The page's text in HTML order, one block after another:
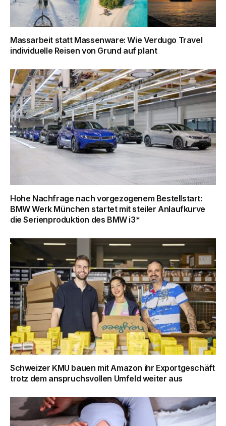
Massarbeit statt Massenware: Wie Verdugo Travel
individuelle Reisen von Grund auf plant
Hohe Nachfrage nach vorgezogenem Bestellstart:
BMW Werk München startet mit steiler Anlaufkurve
die Serienproduktion des BMW i3*
Schweizer KMU bauen mit Amazon ihr Exportgeschäft
trotz dem anspruchsvollen Umfeld weiter aus